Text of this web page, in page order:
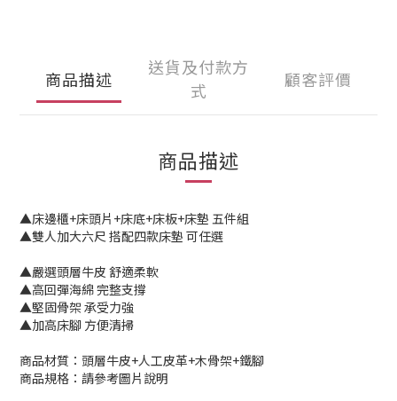
商品描述
送貨及付款方
式
顧客評價
商品描述
▲床邊櫃+床頭片+床底+床板+床墊 五件組
▲雙人加大六尺 搭配四款床墊 可任選
▲嚴選頭層牛皮 舒適柔軟
▲高回彈海綿 完整支撐
▲堅固骨架 承受力強
▲加高床腳 方便清掃
商品材質：頭層牛皮+人工皮革+木骨架+鐵腳
商品規格：請參考圖片說明